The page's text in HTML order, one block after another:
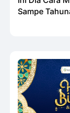
Sampe